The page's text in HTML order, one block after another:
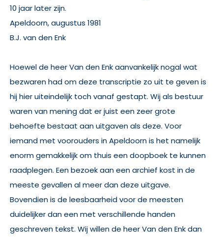
10 jaar later zijn.
Apeldoorn, augustus 1981
B.J. van den Enk
Hoewel de heer Van den Enk aanvankelijk nogal wat
bezwaren had om deze transcriptie zo uit te geven is
hij hier uiteindelijk toch vanaf gestapt. Wij als bestuur
waren van mening dat er juist een zeer grote
behoefte bestaat aan uitgaven als deze. Voor
iemand met voorouders in Apeldoorn is het namelijk
enorm gemakkelijk om thuis een doopboek te kunnen
raadplegen. Een bezoek aan een archief kost in de
meeste gevallen al meer dan deze uitgave.
Bovendien is de leesbaarheid voor de meesten
duidelijker dan een met verschillende handen
geschreven tekst. Wij willen de heer Van den Enk dan